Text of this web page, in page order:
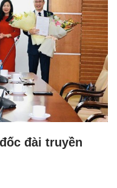
đài truyền